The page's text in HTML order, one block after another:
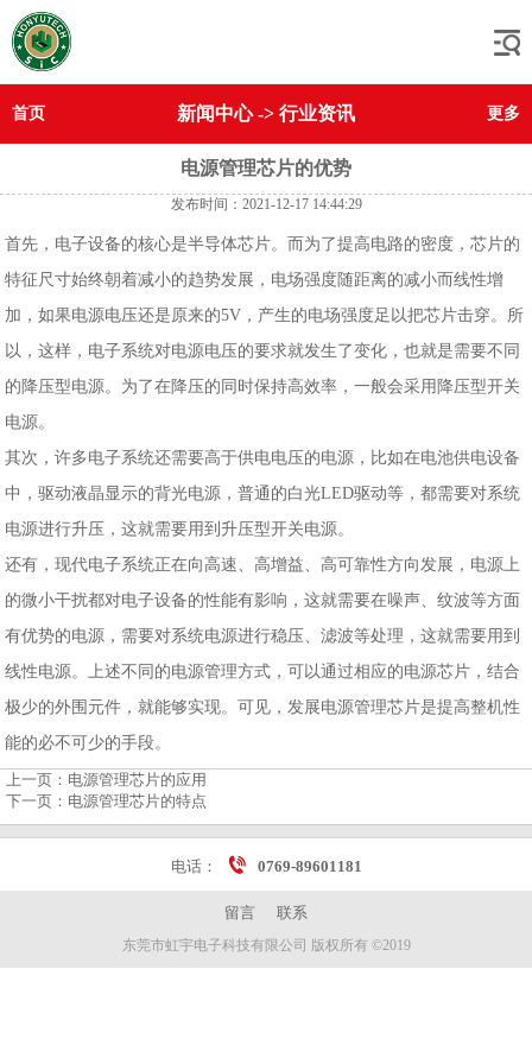
首页 新闻中心-> 行业资讯 更多
电源管理芯片的优势
发布时间：2021-12-17 14:44:29
首先，电子设备的核心是半导体芯片。而为了提高电路的密度，芯片的
特征尺寸始终朝着减小的趋势发展，电场强度随距离的减小而线性增
加，如果电源电压还是原来的5V，产生的电场强度足以把芯片击穿。所
以，这样，电子系统对电源电压的要求就发生了变化，也就是需要不同
的降压型电源。为了在降压的同时保持高效率，一般会采用降压型开关
电源。
其次，许多电子系统还需要高于供电电压的电源，比如在电池供电设备
中，驱动液晶显示的背光电源，普通的白光LED驱动等，都需要对系统
电源进行升压，这就需要用到升压型开关电源。
还有，现代电子系统正在向高速、高增益、高可靠性方向发展，电源上
的微小干扰都对电子设备的性能有影响，这就需要在噪声、纹波等方面
有优势的电源，需要对系统电源进行稳压、滤波等处理，这就需要用到
线性电源。上述不同的电源管理方式，可以通过相应的电源芯片，结合
极少的外围元件，就能够实现。可见，发展电源管理芯片是提高整机性
能的必不可少的手段。
上一页： 电源管理芯片的应用
下一页： 电源管理芯片的特点
电话： 0769-89601181
留言 联系
东莞市虹宇电子科技有限公司 版权所有 ©2019